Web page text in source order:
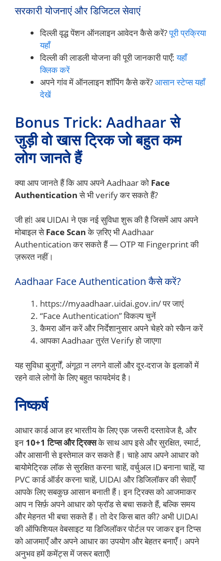
सरकारी योजनाएं और डिजिटल सेवाएं
दिल्ली वृद्ध पेंशन ऑनलाइन आवेदन कैसे करें?पूरी प्रक्रिया
यहाँ
दिल्ली की लाडली योजना की पूरी जानकारी पाएँ:यहाँ
क्लिक करें
अपने गांव में ऑनलाइन शॉपिंग कैसे करें?आसान स्टेप्स यहाँ
देखें
Bonus Trick: Aadhaar से
जुड़ी वो खास ट्रिक जो बहुत कम
लोग जानते हैं
क्या आप जानते हैं कि आप अपने Aadhaar को Face
Authenticationसे भी verify कर सकते हैं?
जी हां! अब UIDAI ने एक नई सुविधा शुरू की है जिसमें आप अपने
मोबाइल सेFace Scanके ज़रिए भी Aadhaar
Authentication कर सकते हैं — OTP या Fingerprint की
ज़रूरत नहीं।
Aadhaar Face Authentication कैसे करें?
https://myaadhaar.uidai.gov.in/ पर जाएं
“Face Authentication” विकल्प चुनें
कैमरा ऑन करें और निर्देशानुसार अपने चेहरे को स्कैन करें
आपका Aadhaar तुरंत Verify हो जाएगा
यह सुविधा बुजुर्गों, अंगूठा न लगने वालों और दूर-दराज के इलाकों में
रहने वाले लोगों के लिए बहुत फायदेमंद है।
निष्कर्ष
आधार कार्ड आज हर भारतीय के लिए एक जरूरी दस्तावेज है, और
इन 10+1 टिप्स और ट्रिक्सके साथ आप इसे और सुरक्षित, स्मार्ट,
और आसानी से इस्तेमाल कर सकते हैं। चाहे आप अपने आधार को
बायोमेट्रिक लॉक से सुरक्षित करना चाहें, वर्चुअल ID बनाना चाहें, या
PVC कार्ड ऑर्डर करना चाहें, UIDAI और डिजिलॉकर की सेवाएँ
आपके लिए सबकुछ आसान बनाती हैं। इन ट्रिक्स को आजमाकर
आप न सिर्फ़ अपने आधार को फ्रॉड से बचा सकते हैं, बल्कि समय
और मेहनत भी बचा सकते हैं। तो देर किस बात की? अभी UIDAI
की ऑफिशियल वेबसाइट या डिजिलॉकर पोर्टल पर जाकर इन टिप्स
को आजमाएँ और अपने आधार का उपयोग और बेहतर बनाएँ। अपने
अनुभव हमें कमेंट्स में जरूर बताएँ!